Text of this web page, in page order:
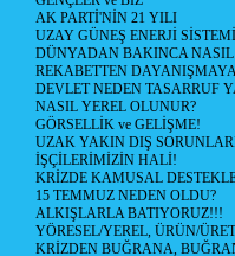
AK PARTİ'NİN 21 YILI
UZAY GÜNEŞ ENERJİ SİSTEMİ
DÜNYADAN BAKINCA
REKABETTEN
DEVLET NEDEN TASARRUF
NASIL YEREL OLUNUR?
GÖRSELLİK ve GELİŞME!
UZAK YAKIN DIŞ
İŞÇİLERİMİZİN HALİ!
KRİZDE KAMUSAL
15 TEMMUZ NEDEN OLDU?
ALKIŞLARLA BATIYORUZ!!!
YÖRESEL/YEREL, ÜRÜN/
KRİZDEN BUĞRANA,